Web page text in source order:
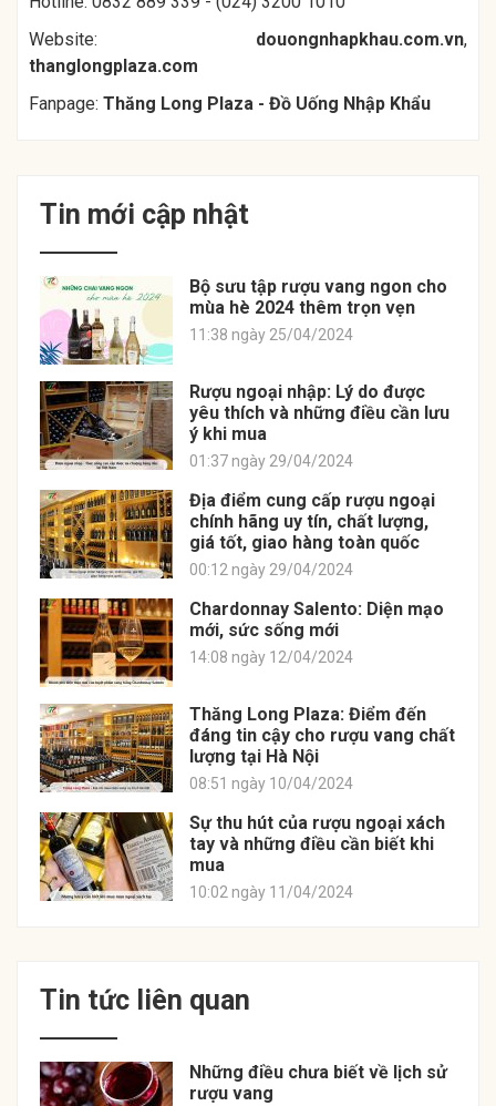
Website: douongnhapkhau.com.vn,
thanglongplaza.com
Fanpage: Thăng Long Plaza - Đồ Uống Nhập Khẩu
Tin mới cập nhật
Bộ sưu tập rượu vang ngon cho
mùa hè 2024 thêm trọn vẹn
11:38 ngày 25/04/2024
Rượu ngoại nhập: Lý do được
yêu thích và những điều cần lưu
ý khi mua
01:37 ngày 29/04/2024
Địa điểm cung cấp rượu ngoại
chính hãng uy tín, chất lượng,
giá tốt, giao hàng toàn quốc
00:12 ngày 29/04/2024
Chardonnay Salento: Diện mạo
mới, sức sống mới
14:08 ngày 12/04/2024
Thăng Long Plaza: Điểm đến
đáng tin cậy cho rượu vang chất
lượng tại Hà Nội
08:51 ngày 10/04/2024
Sự thu hút của rượu ngoại xách
tay và những điều cần biết khi
mua
10:02 ngày 11/04/2024
Tin tức liên quan
Những điều chưa biết về lịch sử
rượu vang